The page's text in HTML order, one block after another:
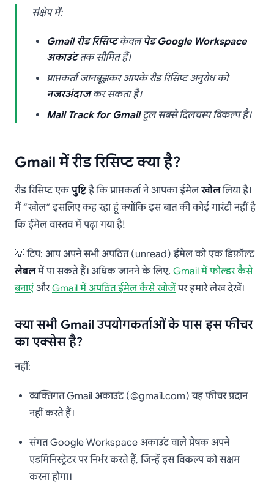
संक्षेप में:
Gmail रीड रिसिप्टकेवलपेड Google Workspace
अकाउंटतक सीमित हैं।
प्राप्तकर्ता जानबूझकर आपके रीड रिसिप्ट अनुरोध को
नजरअंदाजकर सकता है।
Mail Track for Gmailटूल सबसे दिलचस्प विकल्प है।
Gmail में रीड रिसिप्ट क्या है?
रीड रिसिप्ट एकपुष्टिहै कि प्राप्तकर्ता ने आपका ईमेलखोललिया है।
मैं “खोल” इसलिए कह रहा हूं क्योंकि इस बात की कोई गारंटी नहीं है
कि ईमेल वास्तव में पढ़ा गया है!
💡 टिप: आप अपने सभी अपठित (unread) ईमेल को एक डिफ़ॉल्ट
लेबलमें पा सकते हैं। अधिक जानने के लिए, Gmail में फोल्डर कैसे
बनाएंऔरGmail में अपठित ईमेल कैसे खोजेंपर हमारे लेख देखें।
क्या सभी Gmail उपयोगकर्ताओं के पास इस फीचर
का एक्सेस है?
नहीं:
व्यक्तिगत Gmail अकाउंट (@gmail.com) यह फीचर प्रदान
नहीं करते हैं।
संगत Google Workspace अकाउंट वाले प्रेषक अपने
एडमिनिस्ट्रेटर पर निर्भर करते हैं, जिन्हें इस विकल्प को सक्षम
करना होगा।